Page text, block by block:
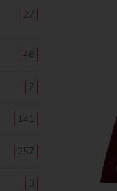
27
46
7
141
257
3